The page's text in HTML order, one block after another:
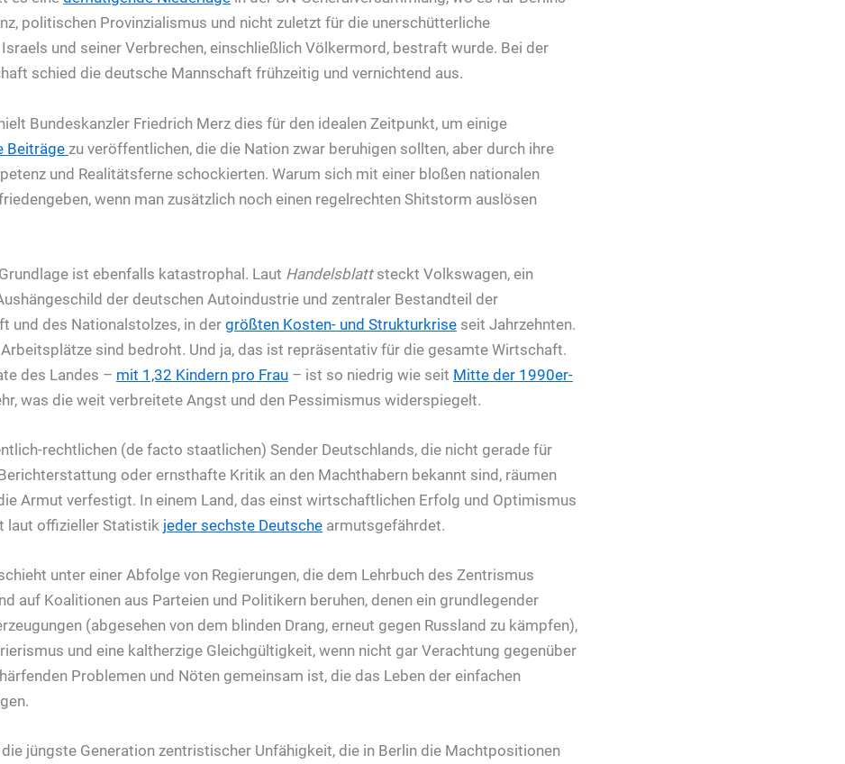
politischen Provinzialismus und nicht zuletzt für die unerschütterliche
und seiner Verbrechen, einschließlich Völkermord, bestraft wurde. Bei der
schied die deutsche Mannschaft frühzeitig und vernichtend aus.
Bundeskanzler Friedrich Merz dies für den idealen Zeitpunkt, um einige
Beiträgezu veröffentlichen, die die Nation zwar beruhigen sollten, aber durch ihre
und Realitätsferne schockierten. Warum sich mit einer bloßen nationalen
wenn man zusätzlich noch einen regelrechten Shitstorm auslösen
ist ebenfalls katastrophal. Laut Handelsblattsteckt Volkswagen, ein
der deutschen Autoindustrie und zentraler Bestandteil der
und des Nationalstolzes, in dergrößten Kosten- und Strukturkrise seit Jahrzehnten.
sind bedroht. Und ja, das ist repräsentativ für die gesamte Wirtschaft.
des Landes – mit 1,32 Kindern pro Frau – ist so niedrig wie seit Mitte der 1990er-
was die weit verbreitete Angst und den Pessimismus widerspiegelt.
rechtlichen (de facto staatlichen) Sender Deutschlands, die nicht gerade für
oder ernsthafte Kritik an den Machthabern bekannt sind, räumen
Armut verfestigt. In einem Land, das einst wirtschaftlichen Erfolg und Optimismus
laut offizieller Statistik jeder sechste Deutsche armutsgefährdet.
unter einer Abfolge von Regierungen, die dem Lehrbuch des Zentrismus
auf Koalitionen aus Parteien und Politikern beruhen, denen ein grundlegender
(abgesehen von dem blinden Drang, erneut gegen Russland zu kämpfen),
und eine kaltherzige Gleichgültigkeit, wenn nicht gar Verachtung gegenüber
Problemen und Nöten gemeinsam ist, die das Leben der einfachen
jüngste Generation zentristischer Unfähigkeit, die in Berlin die Machtpositionen